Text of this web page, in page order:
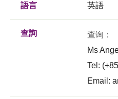
語言 英語
查詢 查询：
Ms
Tel:
Email: